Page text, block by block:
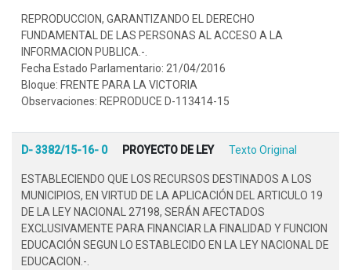
REPRODUCCION, GARANTIZANDO EL DERECHO
FUNDAMENTAL DE LAS PERSONAS AL ACCESO A LA
INFORMACION PUBLICA.-.
Fecha Estado Parlamentario: 21/04/2016
Bloque: FRENTE PARA LA VICTORIA
Observaciones: REPRODUCE D-113414-15
D- 3382/15-16- 0 PROYECTO DE LEY Texto Original
ESTABLECIENDO QUE LOS RECURSOS DESTINADOS A LOS
MUNICIPIOS, EN VIRTUD DE LA APLICACIÓN DEL ARTICULO 19
DE LA LEY NACIONAL 27198, SERÁN AFECTADOS
EXCLUSIVAMENTE PARA FINANCIAR LA FINALIDAD Y FUNCION
EDUCACIÓN SEGUN LO ESTABLECIDO EN LA LEY NACIONAL DE
EDUCACION.-.